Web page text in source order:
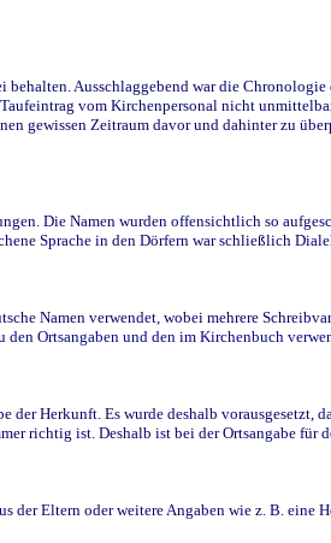
Ausschlaggebend war die
vom Kirchenpersonal nicht
gewissen Zeitraum davor und dahinter zu
Die Namen wurden offensichtlich so
Sprache in den Dörfern war schließlich
Namen verwendet, wobei mehrere
Ortsangaben und den im Kirchenbuch
der Herkunft. Es wurde deshalb
richtig ist. Deshalb ist bei der Ortsangabe
Eltern oder weitere Angaben wie z. B. eine